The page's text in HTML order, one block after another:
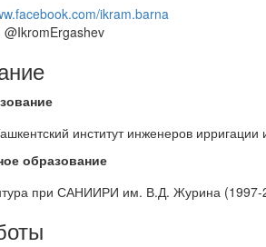
ikram.barna
@IkromErgashev
институт инженеров
образование
при САНИИРИ им. В.Д. Журина (1997-